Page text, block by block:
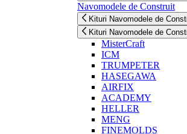
Navomodele de Construit
Kituri Navomodele de
Kituri Navomodele de
MisterCraft
ICM
TRUMPETER
HASEGAWA
AIRFIX
ACADEMY
HELLER
MENG
FINEMOLDS